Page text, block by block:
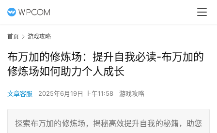
首页 游戏攻略
布万加的修炼场：提升自我必读-布万加的
修炼场如何助力个人成长
文章客服 2025年6月19日 上午11:58 游戏攻略
探索布万加的修炼场，揭秘高效提升自我的秘籍，助您